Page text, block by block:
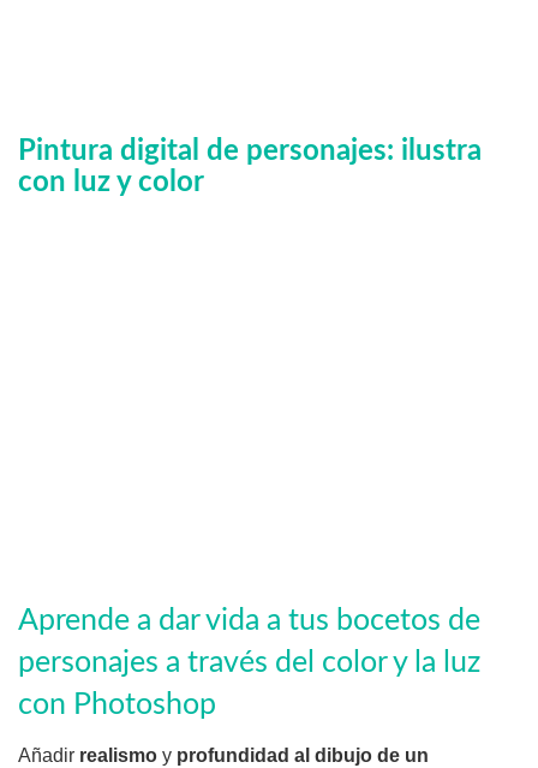
Pintura digital de personajes: ilustra
con luz y color
Aprende a dar vida a tus bocetos de
personajes a través del color y la luz
con Photoshop
Añadir realismo y profundidad al dibujo de un